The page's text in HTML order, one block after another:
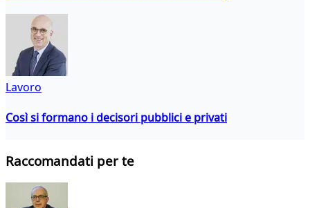
Lavoro
Così si formano i decisori pubblici e privati
Raccomandati per te